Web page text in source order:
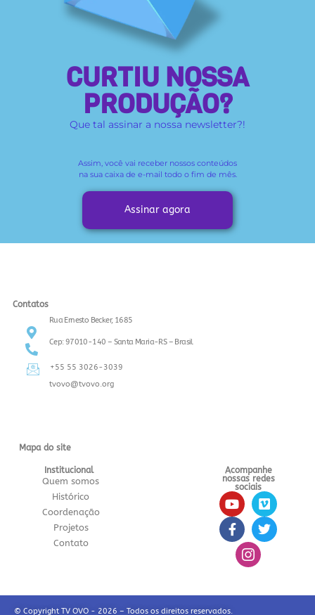
CURTIU NOSSA
PRODUÇÃO?
Que tal assinar a nossa newsletter?!
Assim, você vai receber nossos conteúdos
na sua caixa de e-mail todo o fim de mês.
Assinar agora
Contatos
Rua Ernesto Becker, 1685
Cep: 97010-140 – Santa Maria-RS – Brasil
+55 55 3026-3039
tvovo@tvovo.org
Mapa do site
Institucional
Quem somos
Histórico
Coordenação
Projetos
Contato
Acompanhe
nossas redes
sociais
© Copyright TV OVO - 2026 – Todos os direitos reservados.